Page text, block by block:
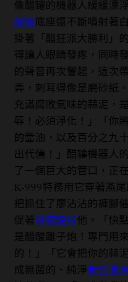
像醋罐的機器人緩緩漂
健檢底座還不斷噴射著
掛著「醋狂派大勝利」
得讓人眼睛發疼，同時
的聲音再次響起，這次
弄，刺耳得像是磨砂紙
充滿腐敗氣味的蒜泥，
辱！必須淨化！」「你
的醬油，以及百分之九
出代價！」醋罐機器人
了一個巨大的管口，正
K-999特務用它穿著燕
把抓住了廖沾沾的褲腳
促著供膳健檢他。「快
是醋酸離子炮！專門用
的！」「它會把你的蒜
成無菌的、純淨新竹 超